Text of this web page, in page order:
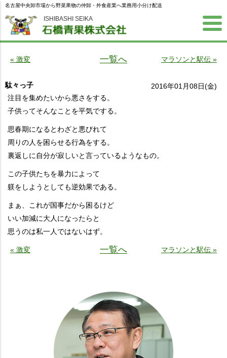
ISHIBASHI SEIKA
名古屋中央卸市場から野菜果物の仲卸・外食産業へ業務用小分け配送
« 激変 一覧へ マラソンと駅伝 »
駄々っ子
2016年01月08日(金)
注目を集めたいから悪さをする。
子供ってそんなことを平気でする。
思春期になるとわざと悪びれて
周りの人を困らせる行為をする。
裏返しに自分が寂しいと言っているようなもの。
この子供たちを暴力によって
躾をしようとしても逆効果である。
まぁ、これが国事だから困るけど
いい加減に大人になったらと
思うのは私一人ではないはず。
« 激変 一覧へ マラソンと駅伝 »